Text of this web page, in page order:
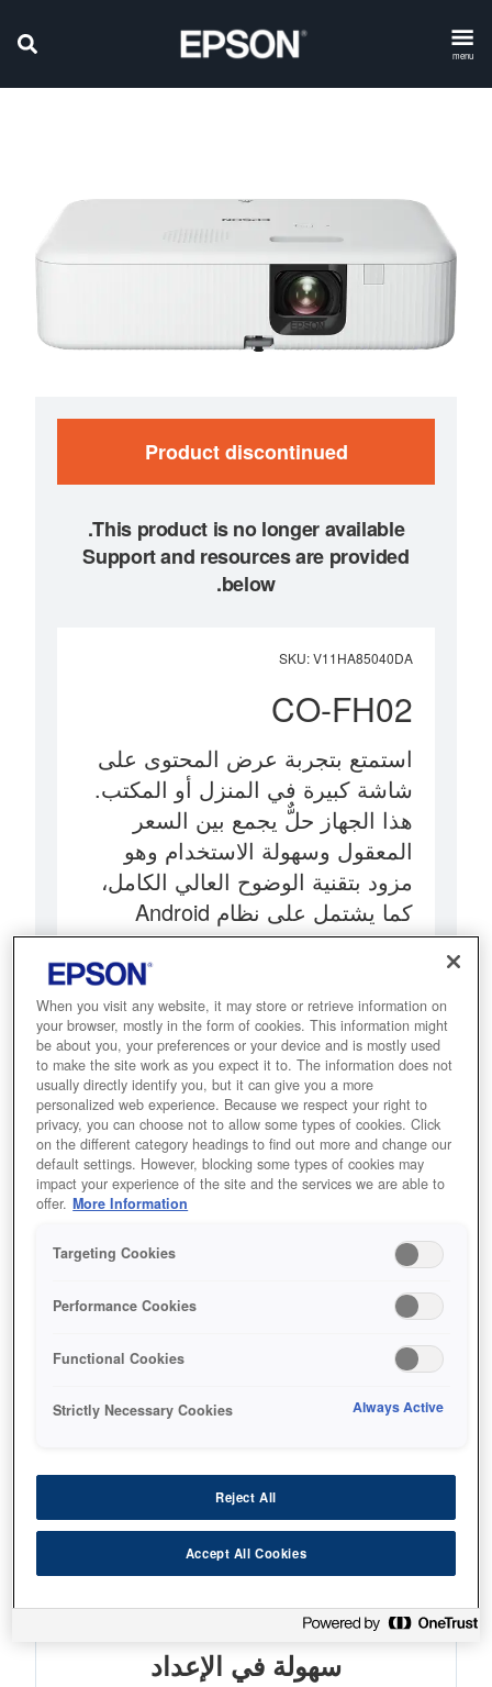
menu
Product discontinued
Support and resources are provided
below.
SKU:V11HA85040DA
CO-FH02
استمتع بتجربة عرض المحتوى على
شاشة كبيرة في المنزل أو المكتب.
هذا الجهاز حلٌّ يجمع بين السعر
المعقول وسهولة الاستخدام وهو
مزود بتقنية الوضوح العالي الكامل،
كما يشتمل على نظام Android
TV{s3}‎.
‏جهاز عرض مع وضوح عالي كامل 1080p
سطوع 3000 لومن
Android TV‎
Find support
الشاشة الكبيرة
استمتع بعرض الأفلام والألعاب والفعاليات الرياضية
على شاشة كبيرة في المنزل
سهولة في الإعداد
When you visit any website, it may store or retrieve information on
your browser, mostly in the form of cookies. This information might
be about you, your preferences or your device and is mostly used
to make the site work as you expect it to. The information does not
usually directly identify you, but it can give you a more
personalized web experience. Because we respect your right to
privacy, you can choose not to allow some types of cookies. Click
on the different category headings to find out more and change our
default settings. However, blocking some types of cookies may
impact your experience of the site and the services we are able to
offer. More Information
Targeting Cookies
Performance Cookies
Functional Cookies
Strictly Necessary Cookies Always Active
Reject All
Accept All Cookies